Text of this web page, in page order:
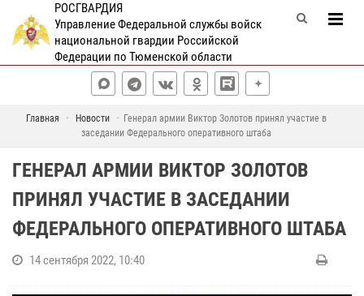
РОСГВАРДИЯ
Управление Федеральной службы войск
национальной гвардии Российской
Федерации по Тюменской области
Главная Новости
Генерал армии Виктор Золотов принял участие в
заседании Федерального оперативного штаба
ГЕНЕРАЛ АРМИИ ВИКТОР ЗОЛОТОВ
ПРИНЯЛ УЧАСТИЕ В ЗАСЕДАНИИ
ФЕДЕРАЛЬНОГО ОПЕРАТИВНОГО ШТАБА
14 сентября 2022, 10:40